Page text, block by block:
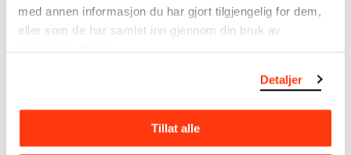
med annen informasjon du har gjort tilgjengelig for dem,
eller som de har samlet inn gjennom din bruk av
tjenestene deres.
Detaljer
Tillat alle
Merom MUNCHssamling
Les mer om bruk av våre avfotograferinger og
Les mer om arbeidet med å digitalisere Munchs
kunstnerskap